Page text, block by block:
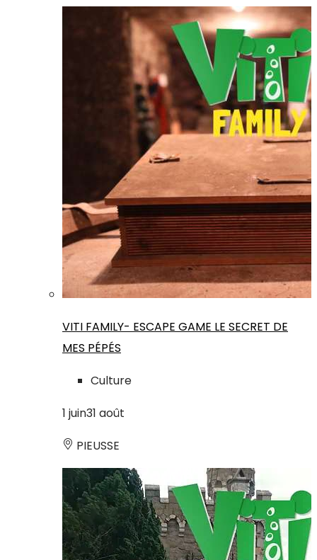
VITI FAMILY- ESCAPE GAME LE SECRET DE
MES PÉPÉS
Culture
1 juin31 août
PIEUSSE